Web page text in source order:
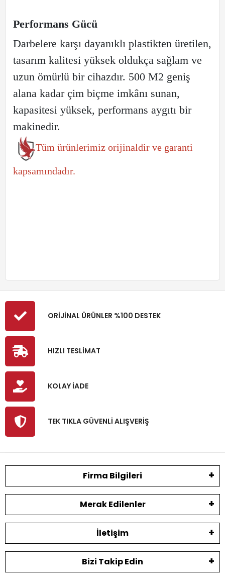
Performans Gücü
Darbelere karşı dayanıklı plastikten üretilen,
tasarım kalitesi yüksek oldukça sağlam ve
uzun ömürlü bir cihazdır. 500 M2 geniş
alana kadar çim biçme imkânı sunan,
kapasitesi yüksek, performans aygıtı bir
makinedir.
Tüm ürünlerimiz orijinaldir ve garanti
kapsamındadır.
ORİJİNAL ÜRÜNLER %100 DESTEK
HIZLI TESLİMAT
KOLAY İADE
TEK TIKLA GÜVENLİ ALIŞVERİŞ
Firma Bilgileri
Merak Edilenler
İletişim
Bizi Takip Edin